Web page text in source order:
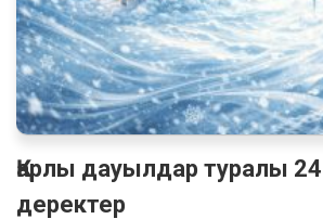
Қарлы дауылдар туралы
деректер